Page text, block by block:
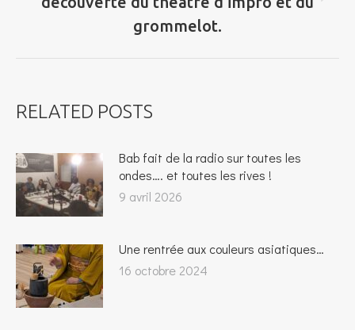
suivant
grommelot.
RELATED POSTS
Bab fait de la radio sur toutes les
ondes…. et toutes les rives !
9 avril 2026
Une rentrée aux couleurs asiatiques…
16 octobre 2024